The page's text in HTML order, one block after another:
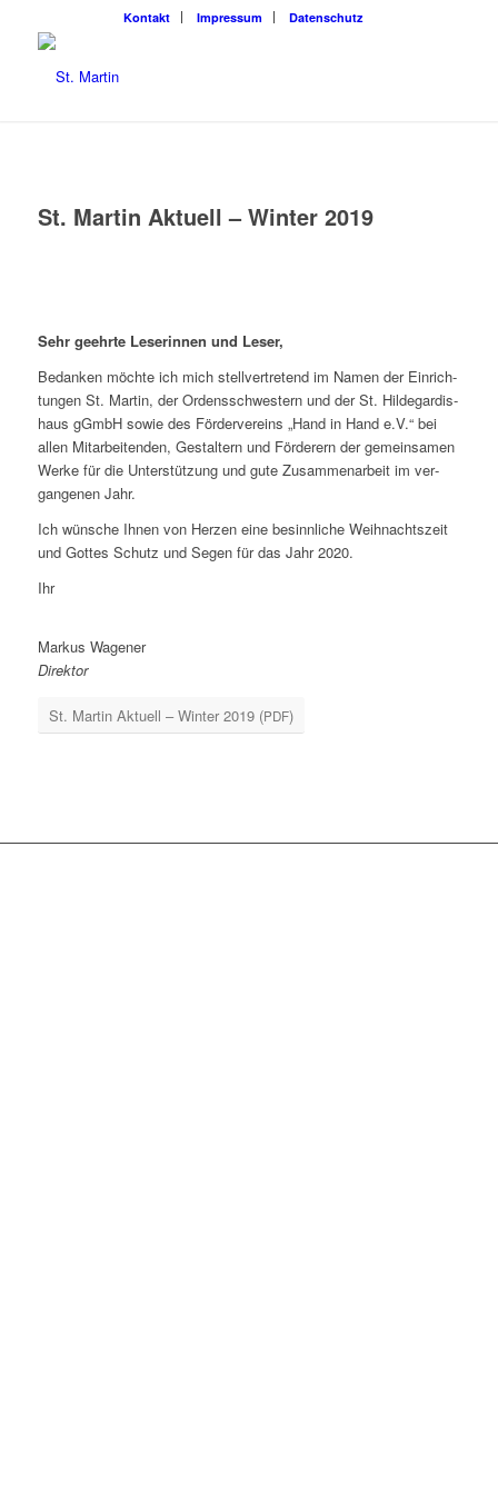
Kon­takt Impres­sum Daten­schutz
St. Mar­tin Aktu­ell – Win­ter 2019
Sehr geehr­te Lese­rin­nen und Leser,
Bedan­ken möch­te ich mich stell­ver­tre­tend im Namen der Ein­rich­
tun­gen St. Mar­tin, der Ordens­schwes­tern und der St. Hil­de­gar­dis­
haus gGmbH sowie des För­der­ver­eins „Hand in Hand e.V.“ bei
allen Mit­ar­bei­ten­den, Gestal­tern und För­de­rern der gemein­sa­men
Wer­ke für die Unter­stüt­zung und gute Zusam­men­ar­beit im ver­
gan­ge­nen Jahr.
Ich wün­sche Ihnen von Her­zen eine besinn­li­che Weih­nachts­zeit
und Got­tes Schutz und Segen für das Jahr 2020.
Ihr
Mar­kus Wagener
Direk­tor
St. Mar­tin Aktu­ell – Win­ter 2019 (PDF)